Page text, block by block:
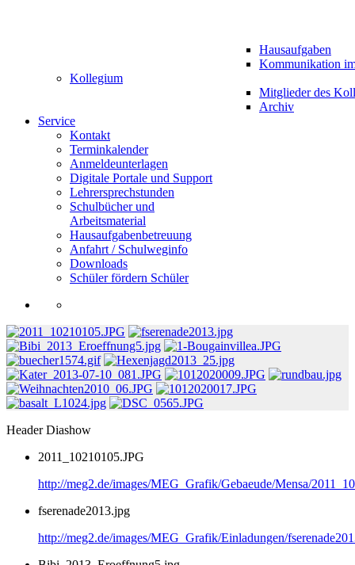
Hausaufgaben
Kommunikation
Kollegium
Mitglieder des
Archiv
Service
Kontakt
Terminkalender
Anmeldeunterlagen
Digitale Portale und Support
Lehrersprechstunden
Schulbücher und
Arbeitsmaterial
Hausaufgabenbetreuung
Anfahrt / Schulweginfo
Downloads
Schüler fördern Schüler
Header Diashow
2011_10210105.JPG
http://meg2.de/images/MEG_Grafik/Gebaeude/Mensa/
fserenade2013.jpg
http://meg2.de/images/MEG_Grafik/Einladungen/